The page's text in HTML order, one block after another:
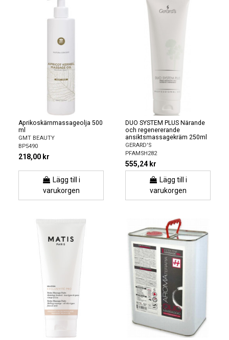
Aprikoskärnmassageolja 500
ml
GMT BEAUTY
BP5490
218,00 kr
Lägg till i
varukorgen
DUO SYSTEM PLUS Närande
och regenererande
ansiktsmassagekräm 250ml
GERARD'S
PFAMSH282
555,24 kr
Lägg till i
varukorgen